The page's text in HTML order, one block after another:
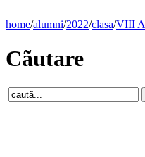
home/alumni/2022/clasa/VIII A
Cãutare